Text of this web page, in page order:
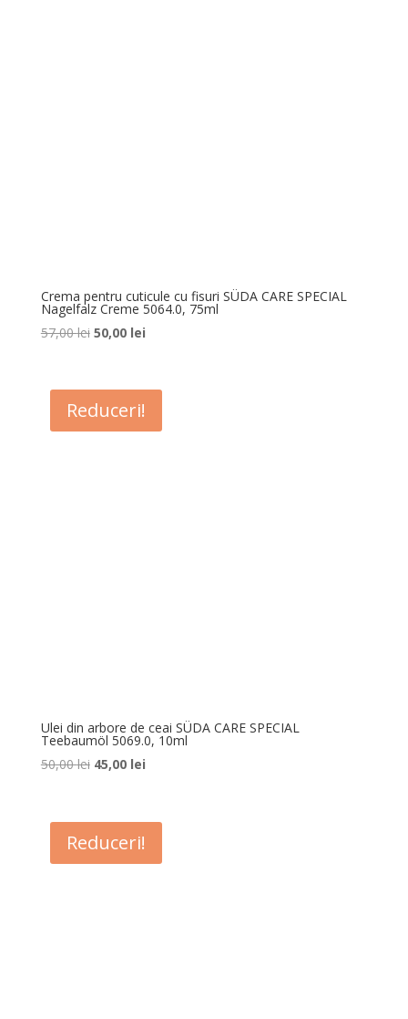
Crema pentru cuticule cu fisuri SÜDA CARE SPECIAL
Nagelfalz Creme 5064.0, 75ml
57,00lei Prețul
fost:
57,00 lei.
50,00 leiPrețul
50,00 lei.
Reduceri!
Ulei din arbore de ceai SÜDA CARE SPECIAL
Teebaumöl 5069.0, 10ml
50,00lei Prețul
fost:
50,00 lei.
45,00 leiPrețul
45,00 lei.
Reduceri!